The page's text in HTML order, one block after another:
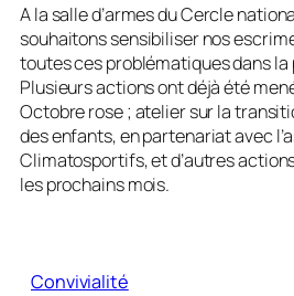
A la salle d’armes du Cercle
souhaitons sensibiliser nos
toutes ces problématiques dans
Plusieurs actions ont déjà été
Octobre rose ; atelier sur la
des enfants, en partenariat avec
Climatosportifs, et d’autres
les prochains mois.
Convivialité